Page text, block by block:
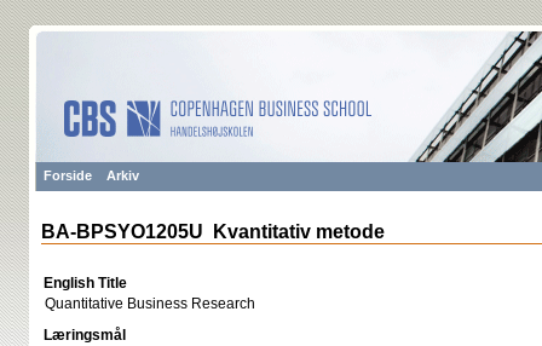
Forside Arkiv
BA-BPSYO1205U Kvantitativ metode
English Title
Quantitative Business Research
Læringsmål